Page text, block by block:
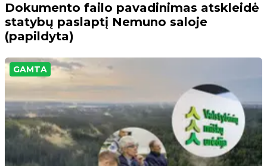
Dokumento failo pavadinimas atskleidė
statybų paslaptį Nemuno saloje
(papildyta)
GAMTA